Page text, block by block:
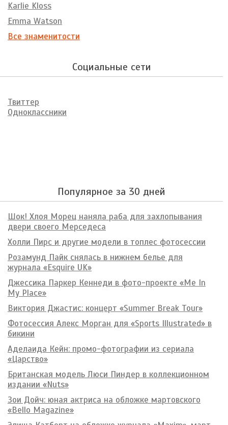
Karlie Kloss
Emma Watson
Все знаменитости
Социальные сети
Твиттер
Одноклассники
Популярное за 30 дней
Шок! Хлоя Морец наняла раба для захлопывания
двери своего Мерседеса
Холли Пирс и другие модели в топлес фотосессии
Розамунд Пайк снялась в нижнем белье для
журнала «Esquire UK»
Джессика Паркер Кеннеди в фото-проекте «Me In
My Place»
Виктория Джастис: концерт «Summer Break Tour»
Фотосессия Алекс Морган для «Sports Illustrated» в
бикини
Аделаида Кейн: промо-фотографии из сериала
«Царство»
Британская модель Люси Пиндер в коллекционном
издании «Nuts»
Зои Дойч: юная актриса на обложке мартовского
«Bello Magazine»